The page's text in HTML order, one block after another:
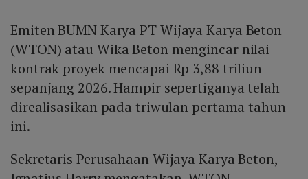
Emiten BUMN Karya PT Wijaya Karya Beton
(WTON) atau Wika Beton mengincar nilai
kontrak proyek mencapai Rp 3,88 triliun
sepanjang 2026. Hampir sepertiganya telah
direalisasikan pada triwulan pertama tahun
ini.
Sekretaris Perusahaan Wijaya Karya Beton,